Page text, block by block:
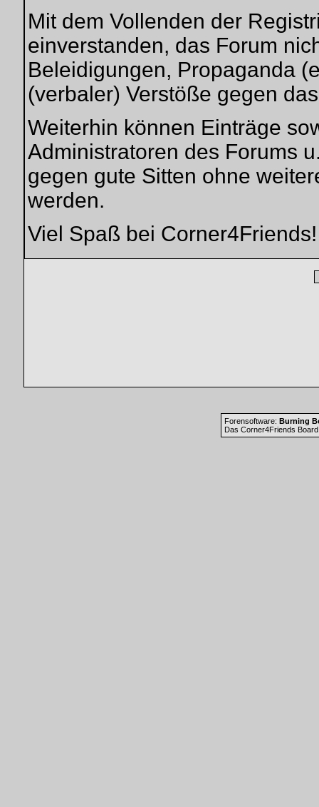
Mit dem Vollenden der
einverstanden, das Forum
Beleidigungen, Propaganda
(verbaler) Verstöße gegen
Weiterhin können Einträge
Administratoren des Forums
gegen gute Sitten ohne
werden.
Viel Spaß bei Corner4Friends!
Forensoftware: Burning
Das Corner4Friends